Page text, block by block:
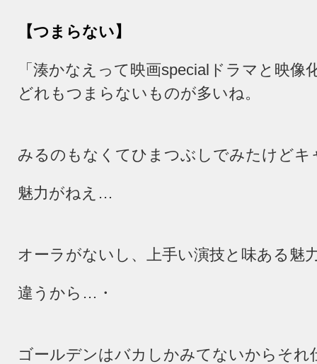
【つまらない】
「湊かなえって映画special ドラマと映像
どれもつまらないものが多いね。
みるのもなくてひまつぶしでみたけどキ
魅力がねえ…
オーラがないし、上手い演技と味ある魅
違うから…・
ゴールデンはバカしかみてないからそれ